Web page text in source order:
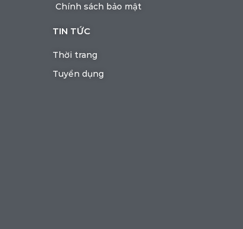
Chính sách bảo mật
TIN TỨC
Thời trang
Tuyển dụng